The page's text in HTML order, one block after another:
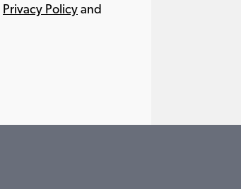
Privacy Policy and